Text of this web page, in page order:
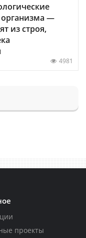
—
из строя,
4981
проекты